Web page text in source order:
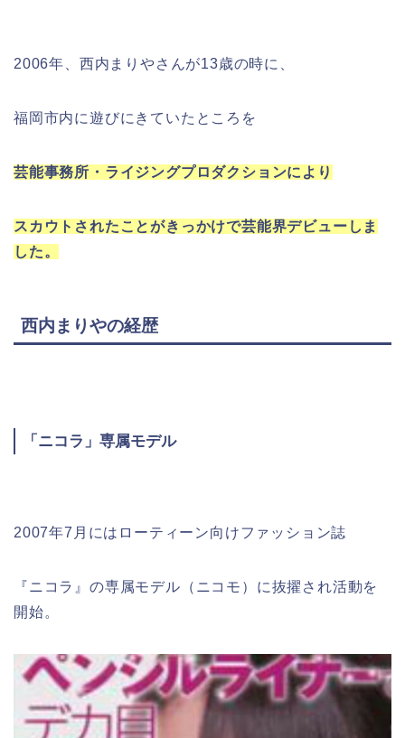
2006年、西内まりやさんが13歳の時に、
福岡市内に遊びにきていたところを
芸能事務所・ライジングプロダクションにより
スカウトされたことがきっかけで芸能界デビューしま
した。
西内まりやの経歴
「ニコラ」専属モデル
2007年7月にはローティーン向けファッション誌
『ニコラ』の専属モデル（ニコモ）に抜擢され活動を
開始。